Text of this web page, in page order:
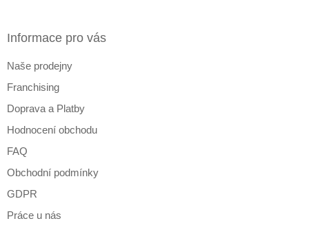
Informace pro vás
Naše prodejny
Franchising
Doprava a Platby
Hodnocení obchodu
FAQ
Obchodní podmínky
GDPR
Práce u nás